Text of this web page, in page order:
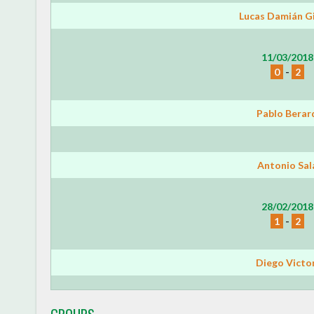
Lucas Damián
11/03/2018
0 - 2
Pablo
Antonio
28/02/2018
1 - 2
Diego